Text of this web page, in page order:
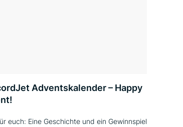
Adventskalender – Happy
euch: Eine Geschichte und ein Gewinnspiel